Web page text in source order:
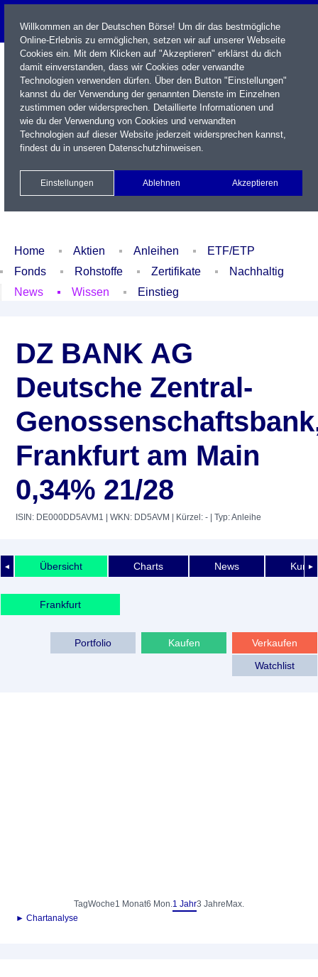
Name / WKN / ISIN / Kürzel
Newsletter Kontakt
Xetra Realtime
Watchlist Portfolio Login
Home Aktien Anleihen
ETF/ETP
Fonds
Rohstoffe Zertifikate
Nachhaltig
News
Wissen Einstieg
DZ BANK AG
Deutsche Zentral-
Frankfurt am Main
0,34% 21/28
ISIN: DE000DD5AVM1 | WKN: DD5AVM | Kürzel: - | Typ: Anleihe
◄ ►
Übersicht Charts News
Frankfurt
Verkaufen
Kaufen
Portfolio
Watchlist
TagWoche1 Monat6 Mon.1 Jahr3 Jahre Max.
► Chartanalyse
Willkommen an der Deutschen Börse! Um dir das bestmögliche
Online-Erlebnis zu ermöglichen, setzen wir auf unserer Webseite
Cookies ein. Mit dem Klicken auf "Akzeptieren" erklärst du dich
damit einverstanden, dass wir Cookies oder verwandte
Technologien verwenden dürfen. Über den Button "Einstellungen"
kannst du der Verwendung der genannten Dienste im Einzelnen
zustimmen oder widersprechen. Detaillierte Informationen und
wie du der Verwendung von Cookies und verwandten
Technologien auf dieser Website jederzeit widersprechen kannst,
findest du in unseren Datenschutzhinweisen.
Einstellungen Ablehnen Akzeptieren